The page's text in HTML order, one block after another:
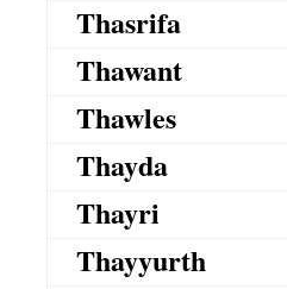
Thasrifa
Thawant
Thawles
Thayda
Thayri
Thayyurth